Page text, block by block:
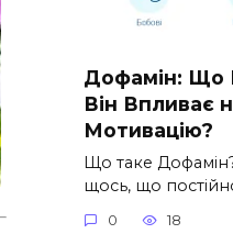
Дофамін: Що
Він Впливає
Мотивацію?
Що таке
щось, що
0 18